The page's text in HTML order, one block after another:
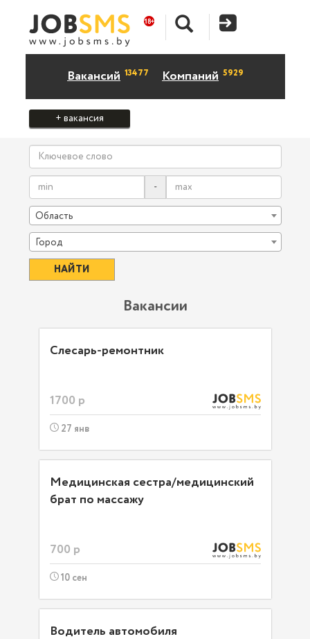
Вакансий 13477 Компаний 5929
+ вакансия
-
Область
Город
Вакансии
Слесарь-ремонтник
1700 р
27 янв
Медицинская сестра/медицинский
брат по массажу
700 р
10 сен
Водитель автомобиля